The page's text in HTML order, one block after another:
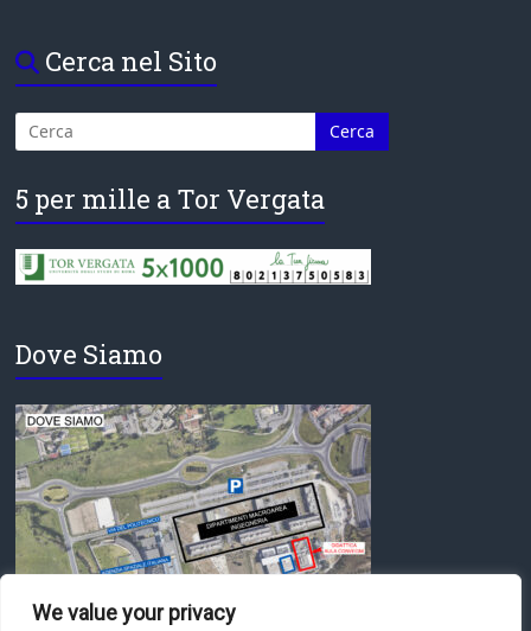
We value your privacy
Cerca nel Sito
5 per mille a Tor Vergata
Dove Siamo